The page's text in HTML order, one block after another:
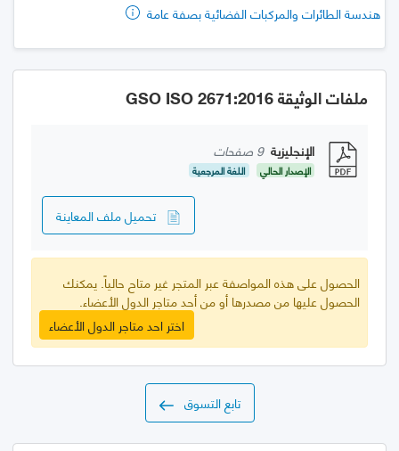
هندسة الطائرات والمركبات الفضائية بصفة عامة
ملفات الوثيقة GSO ISO 2671:2016
الإنجليزية 9 صفحات
الإصدار الحالي اللغة المرجعية
تحميل ملف المعاينة
الحصول على هذه المواصفة عبر المتجر غير متاح حالياً. يمكنك
الحصول عليها من مصدرها أو من أحد متاجر الدول الأعضاء.
اختر احد متاجر الدول الأعضاء
تابع التسوق